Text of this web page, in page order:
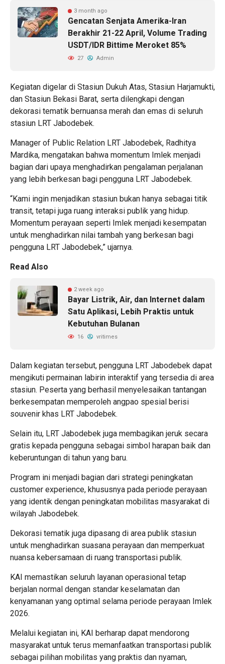
3 month ago
Gencatan Senjata Amerika-Iran
Berakhir 21-22 April, Volume Trading
USDT/IDR Bittime Meroket 85%
27 Admin
Kegiatan digelar di Stasiun Dukuh Atas, Stasiun Harjamukti,
dan Stasiun Bekasi Barat, serta dilengkapi dengan
dekorasi tematik bernuansa merah dan emas di seluruh
stasiun LRT Jabodebek.
Manager of Public Relation LRT Jabodebek, Radhitya
Mardika, mengatakan bahwa momentum Imlek menjadi
bagian dari upaya menghadirkan pengalaman perjalanan
yang lebih berkesan bagi pengguna LRT Jabodebek.
“Kami ingin menjadikan stasiun bukan hanya sebagai titik
transit, tetapi juga ruang interaksi publik yang hidup.
Momentum perayaan seperti Imlek menjadi kesempatan
untuk menghadirkan nilai tambah yang berkesan bagi
pengguna LRT Jabodebek,” ujarnya.
Read Also
2 week ago
Bayar Listrik, Air, dan Internet dalam
Satu Aplikasi, Lebih Praktis untuk
Kebutuhan Bulanan
16 vritimes
Dalam kegiatan tersebut, pengguna LRT Jabodebek dapat
mengikuti permainan labirin interaktif yang tersedia di area
stasiun. Peserta yang berhasil menyelesaikan tantangan
berkesempatan memperoleh angpao spesial berisi
souvenir khas LRT Jabodebek.
Selain itu, LRT Jabodebek juga membagikan jeruk secara
gratis kepada pengguna sebagai simbol harapan baik dan
keberuntungan di tahun yang baru.
Program ini menjadi bagian dari strategi peningkatan
customer experience, khususnya pada periode perayaan
yang identik dengan peningkatan mobilitas masyarakat di
wilayah Jabodebek.
Dekorasi tematik juga dipasang di area publik stasiun
untuk menghadirkan suasana perayaan dan memperkuat
nuansa kebersamaan di ruang transportasi publik.
KAI memastikan seluruh layanan operasional tetap
berjalan normal dengan standar keselamatan dan
kenyamanan yang optimal selama periode perayaan Imlek
2026.
Melalui kegiatan ini, KAI berharap dapat mendorong
masyarakat untuk terus memanfaatkan transportasi publik
sebagai pilihan mobilitas yang praktis dan nyaman,